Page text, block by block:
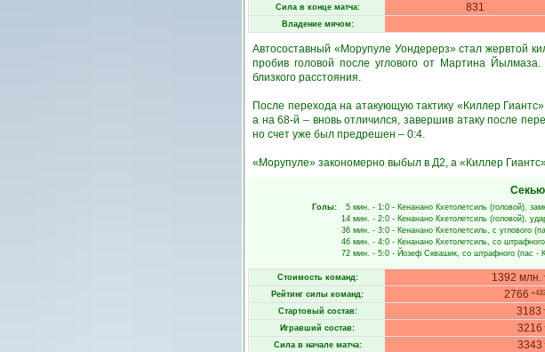
Сила в конце матча: 831
Владение мячом:
Автосоставный «Морупуле Уондерерз» стал жервтой
пробив головой после углового от Мартина
близкого расстояния.
После перехода на атакующую тактику «Киллер
а на 68-й – вновь отличился, завершив атаку после
но счет уже был предрешен – 0:4.
«Морупуле» закономерно выбыл в Д2, а «Киллер
Голы: 5 мин. - 1:0 - Кенанано Кхетолетсиль (головой),
14 мин. - 2:0 - Кенанано Кхетолетсиль (головой),
36 мин. - 3:0 - Кенанано Кхетолетсиль, с углового
46 мин. - 4:0 - Кенанано Кхетолетсиль, со штрафного
72 мин. - 5:0 - Йозеф Сквашик, со штрафного (пас -
Стоимость команд: 1392 млн.
Рейтинг силы команд: 2766 +433
Стартовый состав: 3183
Игравший состав: 3216
Сила в начале матча: 3343